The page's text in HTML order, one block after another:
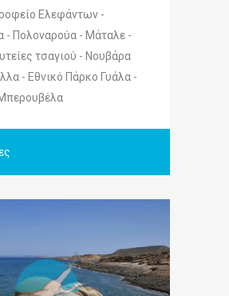
Ελεφάντων -
- Πολοναρούα - Μάταλε -
τσαγιού - Νουβάρα
- Εθνικό Πάρκο Γυάλα -